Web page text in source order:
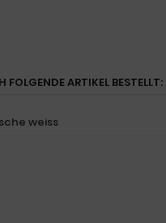
FOLGENDE ARTIKEL BESTELLT:
weiss